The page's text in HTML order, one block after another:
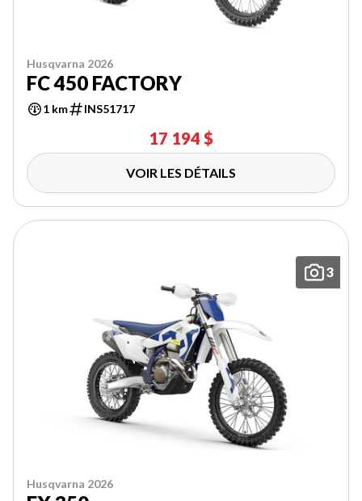
Husqvarna 2026
FC 450 FACTORY
1 km INS51717
17 194 $
VOIR LES DÉTAILS
3
Husqvarna 2026